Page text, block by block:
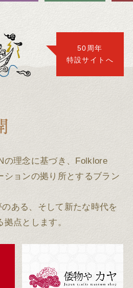
50周年
特設サイトへ
の理念に基づき、Folklore
ションの拠り所とするブラン
ある、そして新たな時代を
点とします。